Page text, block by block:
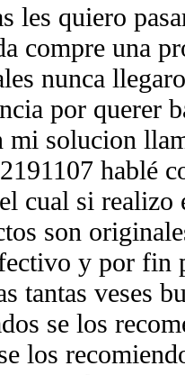
les quiero
compre una
nunca
por querer
mi solucion
hablé
cual si realizo
son
y por fin
tantas veses
se los
los